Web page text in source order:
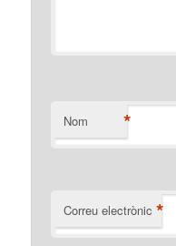
Nom *
Correu electrònic *